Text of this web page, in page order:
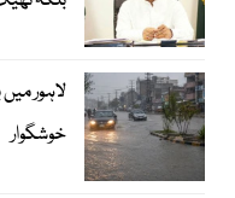
لاہور
خوشگوار